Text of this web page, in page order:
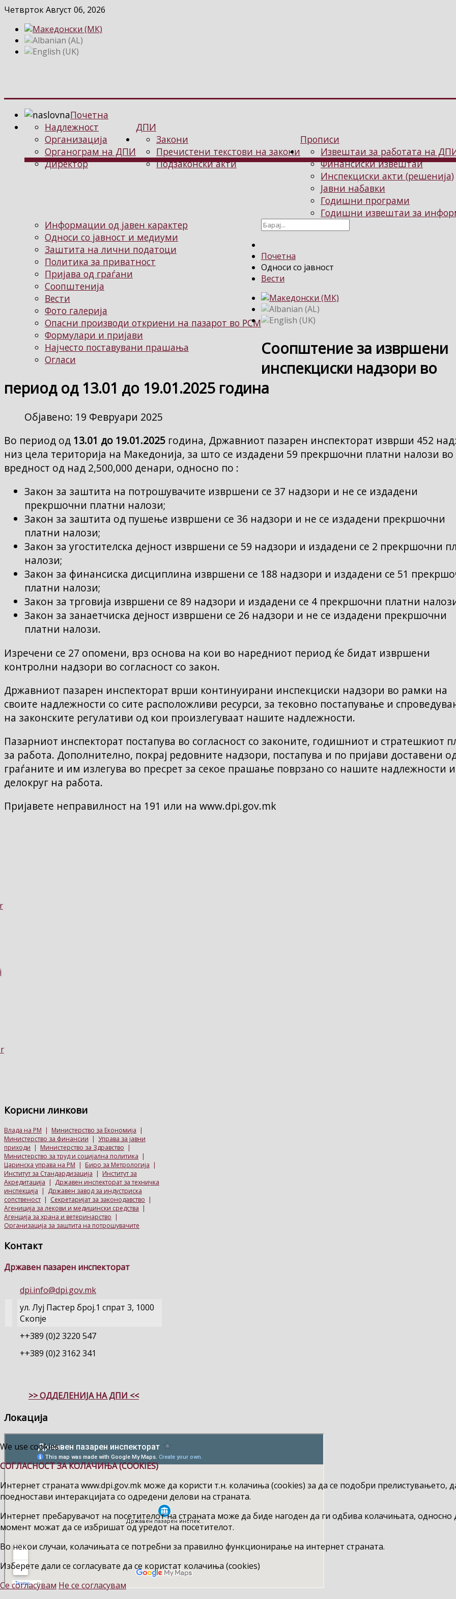
Четврток Август 06, 2026
Почетна
ДПИ
Надлежност
Организација
Органограм на ДПИ
Директор
Прописи
Закони
Пречистени текстови на закони
Подзаконски акти
Извештаи за работата на
Финансиски извештаи
Инспекциски акти (решенија)
Јавни набавки
Годишни програми
Годишни извештаи за
Информации од јавен карактер
Односи со јавност и медиуми
Заштита на лични податоци
Политика за приватност
Пријава од граѓани
Соопштенија
Вести
Фото галерија
Опасни производи откриени на пазарот во РСМ
Формулари и пријави
Најчесто поставувани прашања
Огласи
Почетна
Односи со јавност
Вести
Соопштение за извршени
инспекциски надзори во
период од 13.01 до 19.01.2025 година
Објавено: 19 Февруари 2025
Во период од 13.01 до 19.01.2025 година, Државниот пазарен инспекторат изврши 452
низ цела територија на Македонија, за што се издадени 59 прекршочни платни налози во
вредност од над 2,500,000 денари, односно по :
Закон за заштита на потрошувачите извршени се 37 надзори и не се издадени
прекршочни платни налози;
Закон за заштита од пушење извршени се 36 надзори и не се издадени прекршочни
платни налози;
Закон за угостителска дејност извршени се 59 надзори и издадени се 2 прекршочни
налози;
Закон за финансиска дисциплина извршени се 188 надзори и издадени се 51
платни налози;
Закон за трговија извршени се 89 надзори и издадени се 4 прекршочни платни
Закон за занаетчиска дејност извршени се 26 надзори и не се издадени прекршочни
платни налози.
Изречени се 27 опомени, врз основа на кои во наредниот период ќе бидат извршени
контролни надзори во согласност со закон.
Државниот пазарен инспекторат врши континуирани инспекциски надзори во рамки на
своите надлежности со сите расположливи ресурси, за тековно постапување и
на законските регулативи од кои произлегуваат нашите надлежности.
Пазарниот инспекторат постапува во согласност со законите, годишниот и стратешкиот
за работа. Дополнително, покрај редовните надзори, постапува и по пријави доставени
граѓаните и им излегува во пресрет за секое прашање поврзано со нашите надлежности и
делокруг на работа.
Пријавете неправилност на 191 или на www.dpi.gov.mk
Корисни линкови
Влада на РМ | Министерство за Економија |
Министерство за финансии | Управа за јавни
приходи | Министерство за Здравство |
Министерство за труд и социјална политика |
Царинска управа на РМ | Биро за Метрологија |
Институт за Стандардизација | Институт за
Акредитација | Државен инспекторат за техничка
инспекција | Државен завод за индустриска
сопственост | Секретаријат за законодавство |
Агениција за лекови и медицински средства |
Агенција за храна и ветеринарство |
Организација за заштита на потрошувачите
Контакт
Државен пазарен инспекторат
dpi.info@dpi.gov.mk
ул. Луј Пастер број.1 спрат 3, 1000
Скопје
++389 (0)2 3220 547
++389 (0)2 3162 341
>> ОДДЕЛЕНИЈА НА ДПИ <<
Локација
We use cookies
СОГЛАСНОСТ ЗА КОЛАЧИЊА (COOKIES)
Интернет страната www.dpi.gov.mk може да користи т.н. колачиња (cookies) за да се подобри прелистувањето,
поедностави интеракцијата со одредени делови на страната.
Интернет пребарувачот на посетителот на страната може да биде нагоден да ги одбива колачињата, односно
момент можат да се избришат од уредот на посетителот.
Во некои случаи, колачињата се потребни за правилно функционирање на интернет страната.
Изберете дали се согласувате да се користат колачиња (cookies)
Се согласувам Не се согласувам